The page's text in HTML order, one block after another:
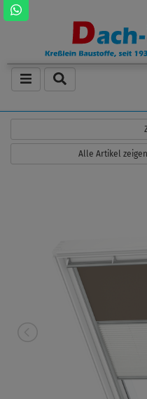
Alle Artikel